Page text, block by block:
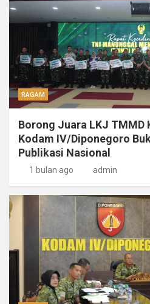
RAGAM
Borong Juara LKJ TMMD
Kodam IV/Diponegoro
Publikasi Nasional
1 bulan ago admin